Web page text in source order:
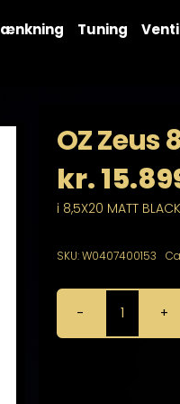
Tuning
OZ Zeus
kr.
i 8,5X20 MATT
SKU:W0407400153
OZ
Zeus